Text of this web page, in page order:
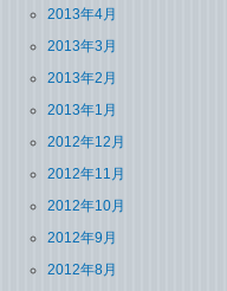
2013年4月
2013年3月
2013年2月
2013年1月
2012年12月
2012年11月
2012年10月
2012年9月
2012年8月